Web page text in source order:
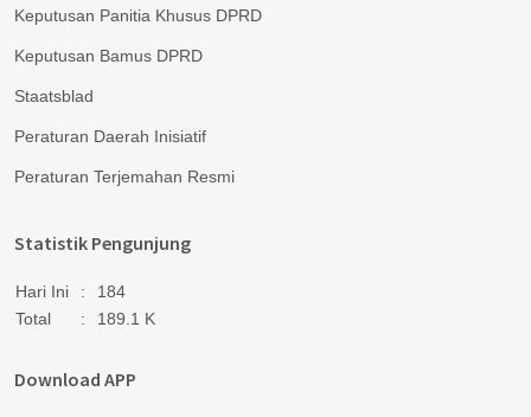
Keputusan Panitia Khusus DPRD
Keputusan Bamus DPRD
Staatsblad
Peraturan Daerah Inisiatif
Peraturan Terjemahan Resmi
Statistik Pengunjung
Hari Ini :
184
Total
: 189.1 K
Download APP